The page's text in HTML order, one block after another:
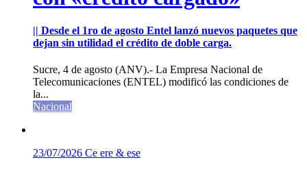
|| Desde el 1ro de agosto Entel lanzó nuevos paquetes que
dejan sin utilidad el crédito de doble carga.
Sucre, 4 de agosto (ANV).- La Empresa Nacional de
Telecomunicaciones (ENTEL) modificó las condiciones de
la...
Nacional
23/07/2026 Ce ere & ese